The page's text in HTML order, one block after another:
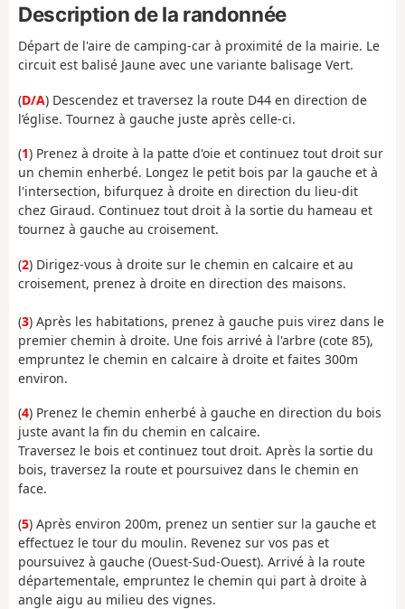
Description de la randonnée
Départ de l'aire de camping-car à proximité de la mairie. Le
circuit est balisé Jaune avec une variante balisage Vert.
(D/A) Descendez et traversez la route D44 en direction de
l’église. Tournez à gauche juste après celle-ci.
(1) Prenez à droite à la patte d'oie et continuez tout droit sur
un chemin enherbé. Longez le petit bois par la gauche et à
l'intersection, bifurquez à droite en direction du lieu-dit
chez Giraud. Continuez tout droit à la sortie du hameau et
tournez à gauche au croisement.
(2) Dirigez-vous à droite sur le chemin en calcaire et au
croisement, prenez à droite en direction des maisons.
(3) Après les habitations, prenez à gauche puis virez dans le
premier chemin à droite. Une fois arrivé à l'arbre (cote 85),
empruntez le chemin en calcaire à droite et faites 300m
environ.
(4) Prenez le chemin enherbé à gauche en direction du bois
juste avant la fin du chemin en calcaire.
Traversez le bois et continuez tout droit. Après la sortie du
bois, traversez la route et poursuivez dans le chemin en
face.
(5) Après environ 200m, prenez un sentier sur la gauche et
effectuez le tour du moulin. Revenez sur vos pas et
poursuivez à gauche (Ouest-Sud-Ouest). Arrivé à la route
départementale, empruntez le chemin qui part à droite à
angle aigu au milieu des vignes.